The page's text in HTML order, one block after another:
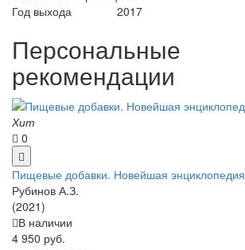
Год выхода
2017
Персональные
рекомендации
Хит
0
Пищевые добавки. Новейшая энциклопедия
Рубинов А.З.
(2021)
В наличии
4 950 руб.